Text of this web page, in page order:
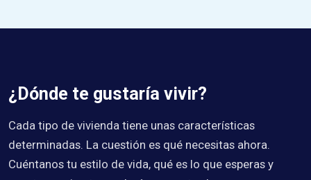
¿Dónde te gustaría vivir?
Cada tipo de vivienda tiene unas características
determinadas. La cuestión es qué necesitas ahora.
Cuéntanos tu estilo de vida, qué es lo que esperas y